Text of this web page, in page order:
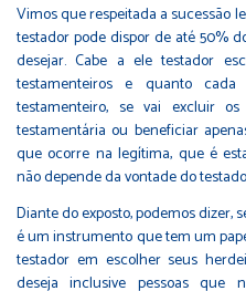
Vimos que respeitada a sucessão
testador pode dispor de até 50%
desejar. Cabe a ele testador
testamenteiros e quanto
testamenteiro, se vai excluir
testamentária ou beneficiar
que ocorre na legítima, que é
não depende da vontade do
Diante do exposto, podemos dizer,
é um instrumento que tem um
testador em escolher seus
deseja inclusive pessoas que